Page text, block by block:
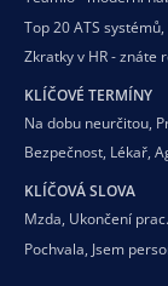
Top 20 ATS
Zkratky v HR - znáte
KLÍČOVÉ TERMÍNY
Na dobu neurčitou,
Bezpečnost, Lékař,
KLÍČOVÁ SLOVA
Mzda, Ukončení
Pochvala, Jsem